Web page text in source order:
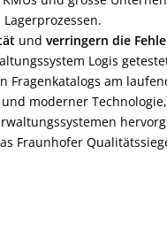
und verringern die
Logis
Fragenkatalogs am
moderner Technologie,
Fraunhofer